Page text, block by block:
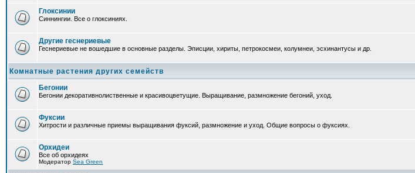
Глоксинии
Синнингии. Все о глоксиниях.
Другие геснериевые
Геснериевые не вошедшие в основные разделы. Эписции, хириты, петрокосмеи, колумнеи, эсхинантусы и др.
Комнатные растения других семейств
Бегонии
Бегонии декоративнолиственные и красивоцветущие. Выращивание, размножение бегоний, уход.
Фуксии
Хитрости и различные приемы выращивания фуксий, размножение и уход. Общие вопросы о фуксиях.
Орхидеи
Все об орхидеях
Модератор Sea Green